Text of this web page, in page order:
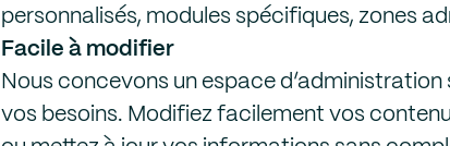
personnalisés, modules spécifiques, zones
Facile à modifier
Nous concevons un espace
vos besoins. Modifiez facilement vos